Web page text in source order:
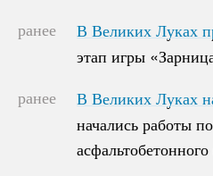
ранее
В Великих Луках
этап игры
В Великих Луках
этап игры
ранее
В Великих Луках
начались работы
В Великих Луках
начались работы